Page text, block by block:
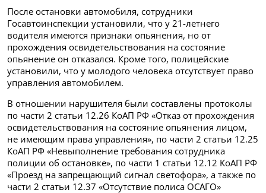
После остановки автомобиля, сотрудники
Госавтоинспекции установили, что у 21-летнего
водителя имеются признаки опьянения, но от
прохождения освидетельствования на состояние
опьянение он отказался. Кроме того, полицейские
установили, что у молодого человека отсутствует право
управления автомобилем.
В отношении нарушителя были составлены протоколы
по части 2 статьи 12.26 КоАП РФ «Отказ от прохождения
освидетельствования на состояние опьянения лицом,
не имеющим права управления», по части 2 статьи 12.25
КоАП РФ «Невыполнение требования сотрудника
полиции об остановке», по части 1 статьи 12.12 КоАП РФ
«Проезд на запрещающий сигнал светофора», а также по
части 2 статьи 12.37 «Отсутствие полиса ОСАГО»